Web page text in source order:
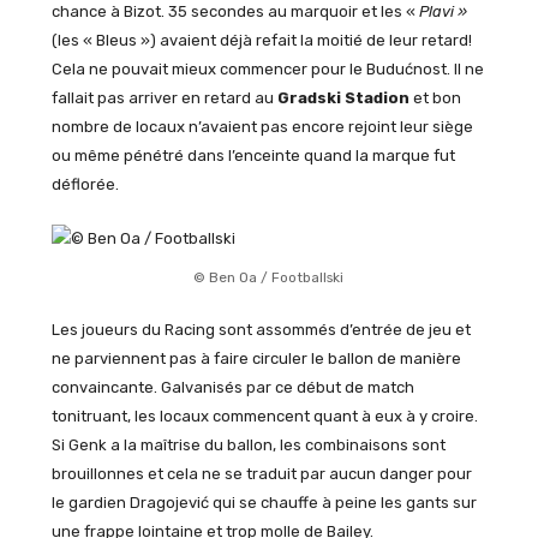
chance à Bizot. 35 secondes au marquoir et les « Plavi »
(les « Bleus ») avaient déjà refait la moitié de leur retard!
Cela ne pouvait mieux commencer pour le Budućnost. Il ne
fallait pas arriver en retard au Gradski Stadion et bon
nombre de locaux n’avaient pas encore rejoint leur siège
ou même pénétré dans l’enceinte quand la marque fut
déflorée.
© Ben Oa / Footballski
Les joueurs du Racing sont assommés d’entrée de jeu et
ne parviennent pas à faire circuler le ballon de manière
convaincante. Galvanisés par ce début de match
tonitruant, les locaux commencent quant à eux à y croire.
Si Genk a la maîtrise du ballon, les combinaisons sont
brouillonnes et cela ne se traduit par aucun danger pour
le gardien Dragojević qui se chauffe à peine les gants sur
une frappe lointaine et trop molle de Bailey.